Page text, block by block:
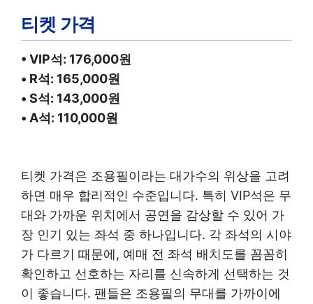
티켓 가격
• VIP석: 176,000원
• R석: 165,000원
• S석: 143,000원
• A석: 110,000원
티켓 가격은 조용필이라는 대가수의 위상을 고려
하면 매우 합리적인 수준입니다. 특히 VIP석은 무
대와 가까운 위치에서 공연을 감상할 수 있어 가
장 인기 있는 좌석 중 하나입니다. 각 좌석의 시야
가 다르기 때문에, 예매 전 좌석 배치도를 꼼꼼히
확인하고 선호하는 자리를 신속하게 선택하는 것
이 좋습니다. 팬들은 조용필의 무대를 가까이에